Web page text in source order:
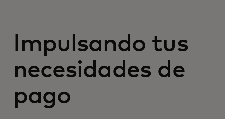
Impulsando tus
necesidades de
pago